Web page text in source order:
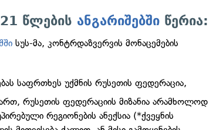
წლების ანგარიშებში წერია:
სუს-მა, კონტრდაზვერვის მონაცემების
საფრთხეს უქმნის რუსეთის ფედერაცია,
რუსეთის ფედერაციის მიზანია არამხოლოდ
რეგიონების ანექსია (*ქვეყნის